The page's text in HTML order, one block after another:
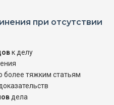
при отсутствии
к делу
более тяжким статьям
дела